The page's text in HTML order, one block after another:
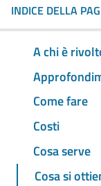
INDICE DELLA
A chi è
Come fare
Costi
Cosa serve
Cosa si